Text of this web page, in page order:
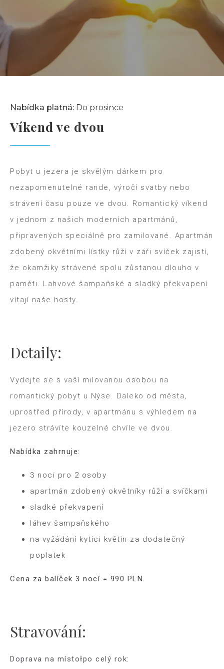
Nabídka platná: Do prosince
Víkend ve dvou
Pobyt u jezera je skvělým dárkem pro
nezapomenutelné rande, výročí svatby nebo
strávení času pouze ve dvou. Romantický víkend
v jednom z našich moderních apartmánů,
připravených speciálně pro zamilované. Apartmán
zdobený okvětními lístky růží v záři svíček zajistí,
že okamžiky strávené spolu zůstanou dlouho v
paměti. Lahvové šampaňské a sladký překvapení
vítají naše hosty.
Detaily:
Vydejte se s vaší milovanou osobou na
romantický pobyt u Nýse. Daleko od města,
uprostřed přírody, v apartmánu s výhledem na
jezero strávíte kouzelné chvíle ve dvou.
Nabídka zahrnuje:
3 noci pro 2 osoby
apartmán zdobený okvětníky růží a svíčkami
sladké překvapení
láhev šampaňského
na vyžádání kytici květin za dodatečný
poplatek
Cena za balíček 3 nocí = 990 PLN.
Stravování:
Doprava na místołpo celý rok: